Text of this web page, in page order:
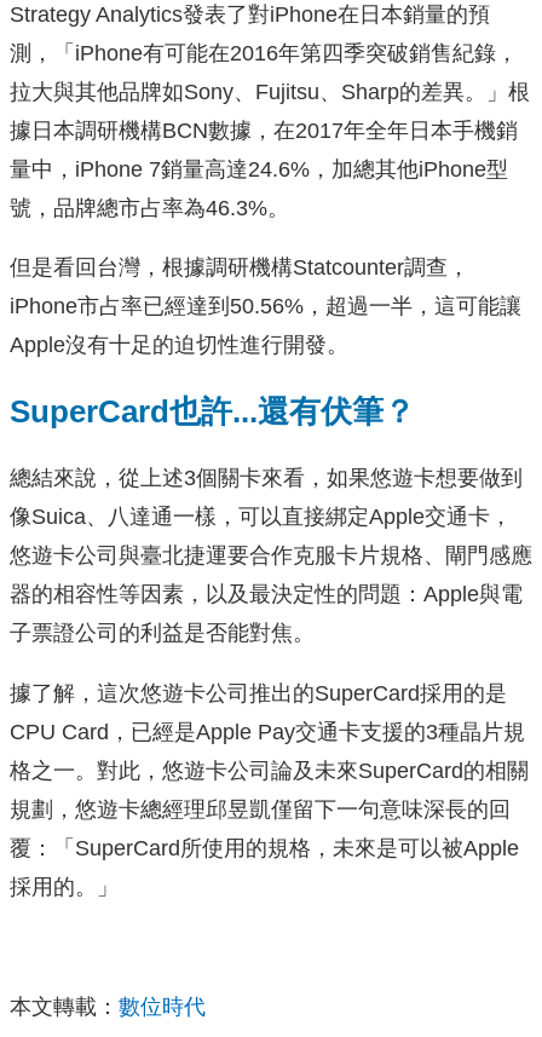
Strategy Analytics發表了對iPhone在日本銷量的預
測，「iPhone有可能在2016年第四季突破銷售紀錄，
拉大與其他品牌如Sony、Fujitsu、Sharp的差異。」根
據日本調研機構BCN數據，在2017年全年日本手機銷
量中，iPhone 7銷量高達24.6%，加總其他iPhone型
號，品牌總市占率為46.3%。
但是看回台灣，根據調研機構Statcounter調查，
iPhone市占率已經達到50.56%，超過一半，這可能讓
Apple沒有十足的迫切性進行開發。
SuperCard也許...還有伏筆？
總結來說，從上述3個關卡來看，如果悠遊卡想要做到
像Suica、八達通一樣，可以直接綁定Apple交通卡，
悠遊卡公司與臺北捷運要合作克服卡片規格、閘門感應
器的相容性等因素，以及最決定性的問題：Apple與電
子票證公司的利益是否能對焦。
據了解，這次悠遊卡公司推出的SuperCard採用的是
CPU Card，已經是Apple Pay交通卡支援的3種晶片規
格之一。對此，悠遊卡公司論及未來SuperCard的相關
規劃，悠遊卡總經理邱昱凱僅留下一句意味深長的回
覆：「SuperCard所使用的規格，未來是可以被Apple
採用的。」
本文轉載： 數位時代